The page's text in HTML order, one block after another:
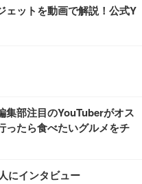
ェットを動画で解説！公式Y
集部注目のYouTuberがオス
ったら食べたいグルメをチ
にインタビュー